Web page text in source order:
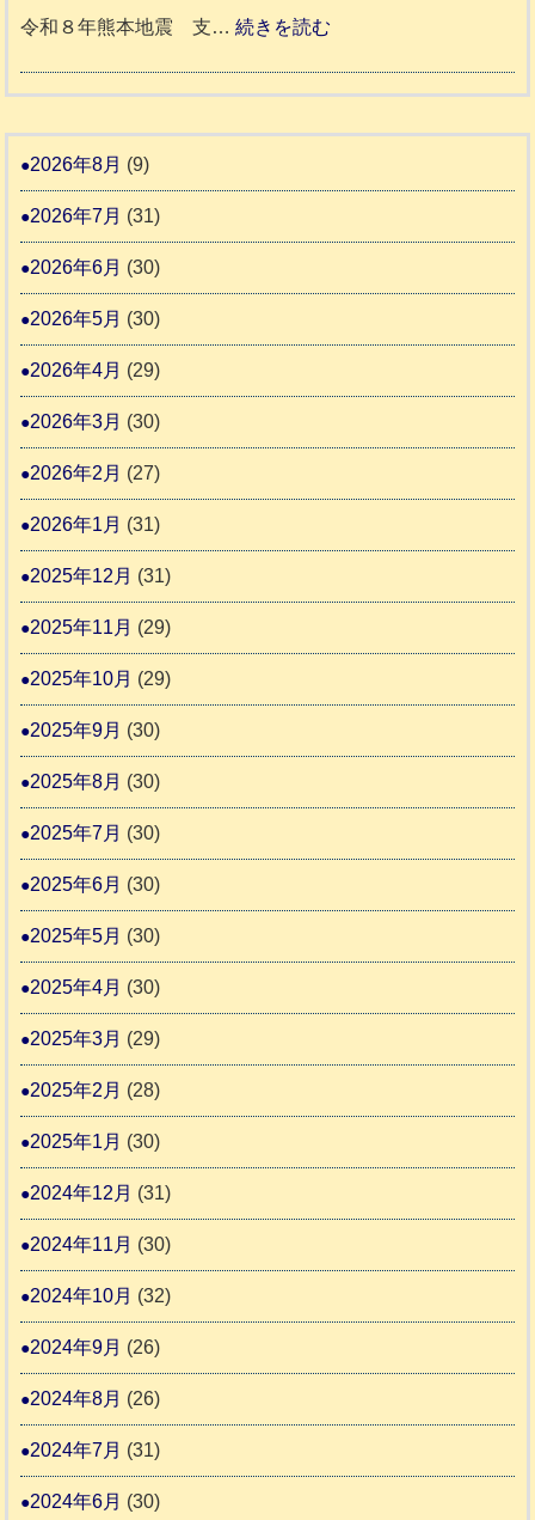
市
川
城
リ
ー
4
老
6
令和８年熊本地震 支…続きを読む
和
熊
震
援
報
2026年8月 (9)
2026年7月 (31)
2026年6月 (30)
2026年5月 (30)
2026年4月 (29)
2026年3月 (30)
2026年2月 (27)
2026年1月 (31)
2025年12月 (31)
2025年11月 (29)
2025年10月 (29)
2025年9月 (30)
2025年8月 (30)
2025年7月 (30)
2025年6月 (30)
2025年5月 (30)
2025年4月 (30)
2025年3月 (29)
2025年2月 (28)
2025年1月 (30)
2024年12月 (31)
2024年11月 (30)
2024年10月 (32)
2024年9月 (26)
2024年8月 (26)
2024年7月 (31)
2024年6月 (30)